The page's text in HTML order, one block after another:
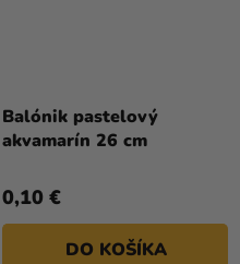
Balónik pastelový
akvamarín 26 cm
0,10 €
DO KOŠÍKA